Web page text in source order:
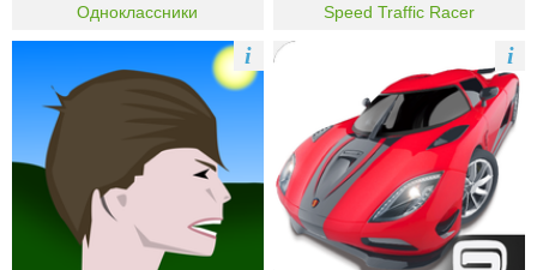
Одноклассники Speed Traffic Racer
i i